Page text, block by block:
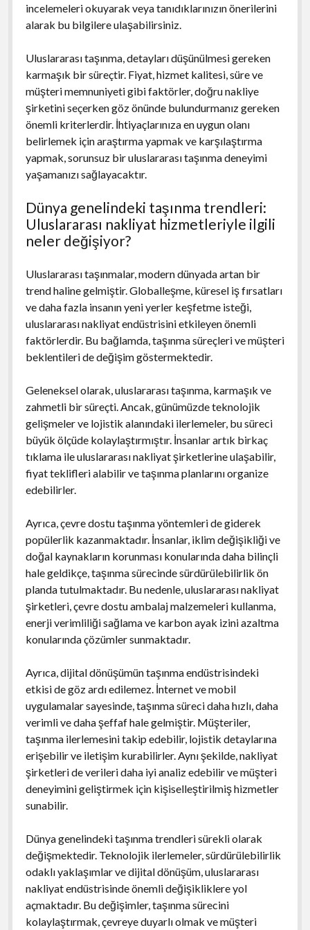
incelemeleri okuyarak veya tanıdıklarınızın önerilerini
alarak bu bilgilere ulaşabilirsiniz.
Uluslararası taşınma, detayları düşünülmesi gereken
karmaşık bir süreçtir. Fiyat, hizmet kalitesi, süre ve
müşteri memnuniyeti gibi faktörler, doğru nakliye
şirketini seçerken göz önünde bulundurmanız gereken
önemli kriterlerdir. İhtiyaçlarınıza en uygun olanı
belirlemek için araştırma yapmak ve karşılaştırma
yapmak, sorunsuz bir uluslararası taşınma deneyimi
yaşamanızı sağlayacaktır.
Dünya genelindeki taşınma trendleri:
Uluslararası nakliyat hizmetleriyle ilgili
neler değişiyor?
Uluslararası taşınmalar, modern dünyada artan bir
trend haline gelmiştir. Globalleşme, küresel iş fırsatları
ve daha fazla insanın yeni yerler keşfetme isteği,
uluslararası nakliyat endüstrisini etkileyen önemli
faktörlerdir. Bu bağlamda, taşınma süreçleri ve müşteri
beklentileri de değişim göstermektedir.
Geleneksel olarak, uluslararası taşınma, karmaşık ve
zahmetli bir süreçti. Ancak, günümüzde teknolojik
gelişmeler ve lojistik alanındaki ilerlemeler, bu süreci
büyük ölçüde kolaylaştırmıştır. İnsanlar artık birkaç
tıklama ile uluslararası nakliyat şirketlerine ulaşabilir,
fiyat teklifleri alabilir ve taşınma planlarını organize
edebilirler.
Ayrıca, çevre dostu taşınma yöntemleri de giderek
popülerlik kazanmaktadır. İnsanlar, iklim değişikliği ve
doğal kaynakların korunması konularında daha bilinçli
hale geldikçe, taşınma sürecinde sürdürülebilirlik ön
planda tutulmaktadır. Bu nedenle, uluslararası nakliyat
şirketleri, çevre dostu ambalaj malzemeleri kullanma,
enerji verimliliği sağlama ve karbon ayak izini azaltma
konularında çözümler sunmaktadır.
Ayrıca, dijital dönüşümün taşınma endüstrisindeki
etkisi de göz ardı edilemez. İnternet ve mobil
uygulamalar sayesinde, taşınma süreci daha hızlı, daha
verimli ve daha şeffaf hale gelmiştir. Müşteriler,
taşınma ilerlemesini takip edebilir, lojistik detaylarına
erişebilir ve iletişim kurabilirler. Aynı şekilde, nakliyat
şirketleri de verileri daha iyi analiz edebilir ve müşteri
deneyimini geliştirmek için kişiselleştirilmiş hizmetler
sunabilir.
Dünya genelindeki taşınma trendleri sürekli olarak
değişmektedir. Teknolojik ilerlemeler, sürdürülebilirlik
odaklı yaklaşımlar ve dijital dönüşüm, uluslararası
nakliyat endüstrisinde önemli değişikliklere yol
açmaktadır. Bu değişimler, taşınma sürecini
kolaylaştırmak, çevreye duyarlı olmak ve müşteri